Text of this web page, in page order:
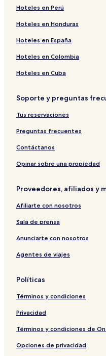
Hoteles en Perú
Hoteles en Honduras
Hoteles en España
Hoteles en Colombia
Hoteles en Cuba
Soporte y preguntas
Tus reservaciones
Preguntas frecuentes
Contáctanos
Opinar sobre una propiedad
Proveedores, afiliados y
Afiliarte con nosotros
Sala de prensa
Anunciarte con nosotros
Agentes de viajes
Políticas
Términos y condiciones
Privacidad
Términos y condiciones de
Opciones de privacidad